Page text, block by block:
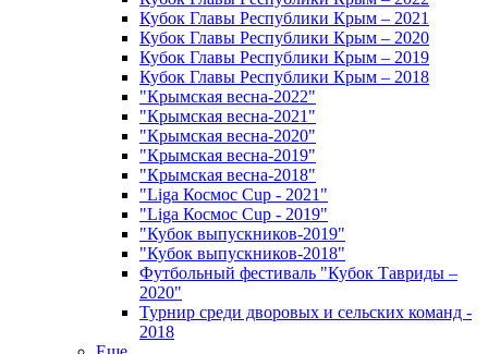
Кубок Главы Республики Крым – 2021
Кубок Главы Республики Крым – 2020
Кубок Главы Республики Крым – 2019
Кубок Главы Республики Крым – 2018
"Крымская весна-2022"
"Крымская весна-2021"
"Крымская весна-2020"
"Крымская весна-2019"
"Крымская весна-2018"
"Liga Космос Cup - 2021"
"Liga Космос Cup - 2019"
"Кубок выпускников-2019"
"Кубок выпускников-2018"
Футбольный фестиваль "Кубок Тавриды –
2020"
Турнир среди дворовых и сельских команд -
2018